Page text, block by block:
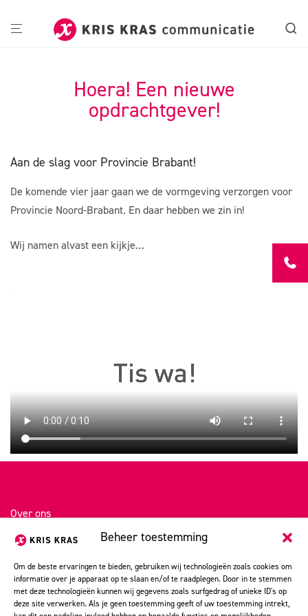
Beheer toestemming
Om de beste ervaringen te bieden, gebruiken wij technologieën zoals cookies om
informatie over je apparaat op te slaan en/of te raadplegen. Door in te stemmen
met deze technologieën kunnen wij gegevens zoals surfgedrag of unieke ID's op
deze site verwerken. Als je geen toestemming geeft of uw toestemming intrekt,
Hoera! Een nieuwe
opdrachtgever!
Aan de slag voor Provincie Brabant!
De komende vier jaar gaan we de vormgeving verzorgen voor
Provincie Noord-Brabant. En daar hebben we zin in!
Wij namen alvast een kijkje…
Over ons
Portfolio
Kris Kras stories
Vacatures
Contact